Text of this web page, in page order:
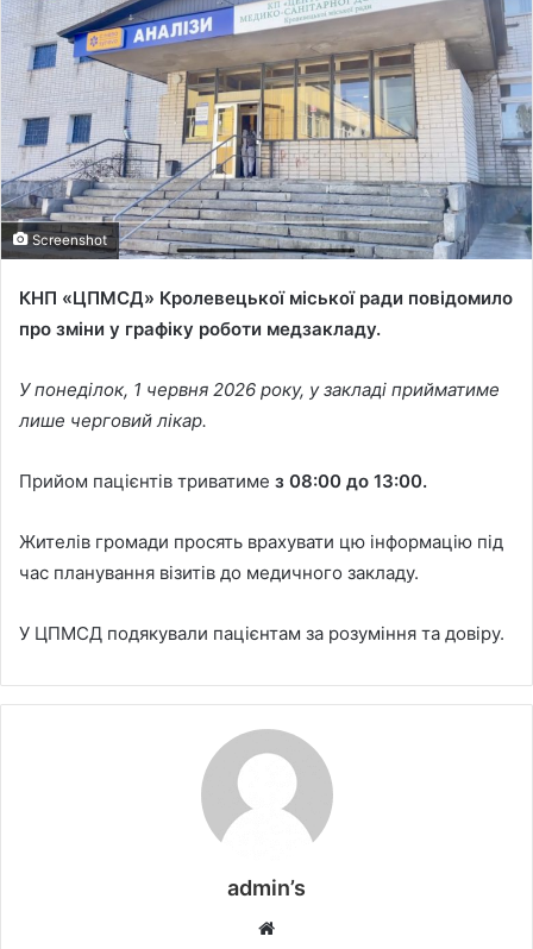
a
n
e
m
a
i
l
Screenshot
КНП «ЦПМСД» Кролевецької міської ради повідомило
про зміни у графіку роботи медзакладу.
У понеділок, 1 червня 2026 року, у закладі прийматиме
лише черговий лікар.
Прийом пацієнтів триватиме з 08:00 до 13:00.
Жителів громади просять врахувати цю інформацію під
час планування візитів до медичного закладу.
У ЦПМСД подякували пацієнтам за розуміння та довіру.
admin’s